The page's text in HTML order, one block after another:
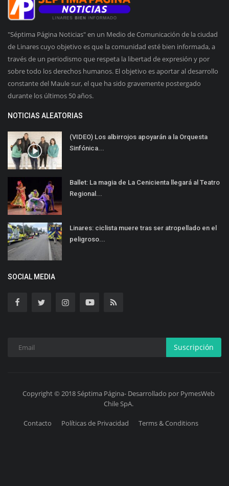
"Séptima Página Noticias" en un Medio de Comunicación de la ciudad
de Linares cuyo objetivo es que la comunidad esté bien informada, a
través de un periodismo que respeta la libertad de expresión y por
sobre todo los derechos humanos. El objetivo es aportar al desarrollo
constante del Maule sur, el que ha sido gravemente postergado
durante los últimos 50 años.
NOTICIAS ALEATORIAS
(VIDEO) Los albirrojos apoyarán a la Orquesta
Sinfónica...
Ballet: La magia de La Cenicienta llegará al Teatro
Regional...
Linares: ciclista muere tras ser atropellado en el
peligroso...
SOCIAL MEDIA
Suscripción
Copyright © 2018 Séptima Página- Desarrollado por PymesWeb
Chile SpA.
Contacto Políticas de Privacidad Terms & Conditions